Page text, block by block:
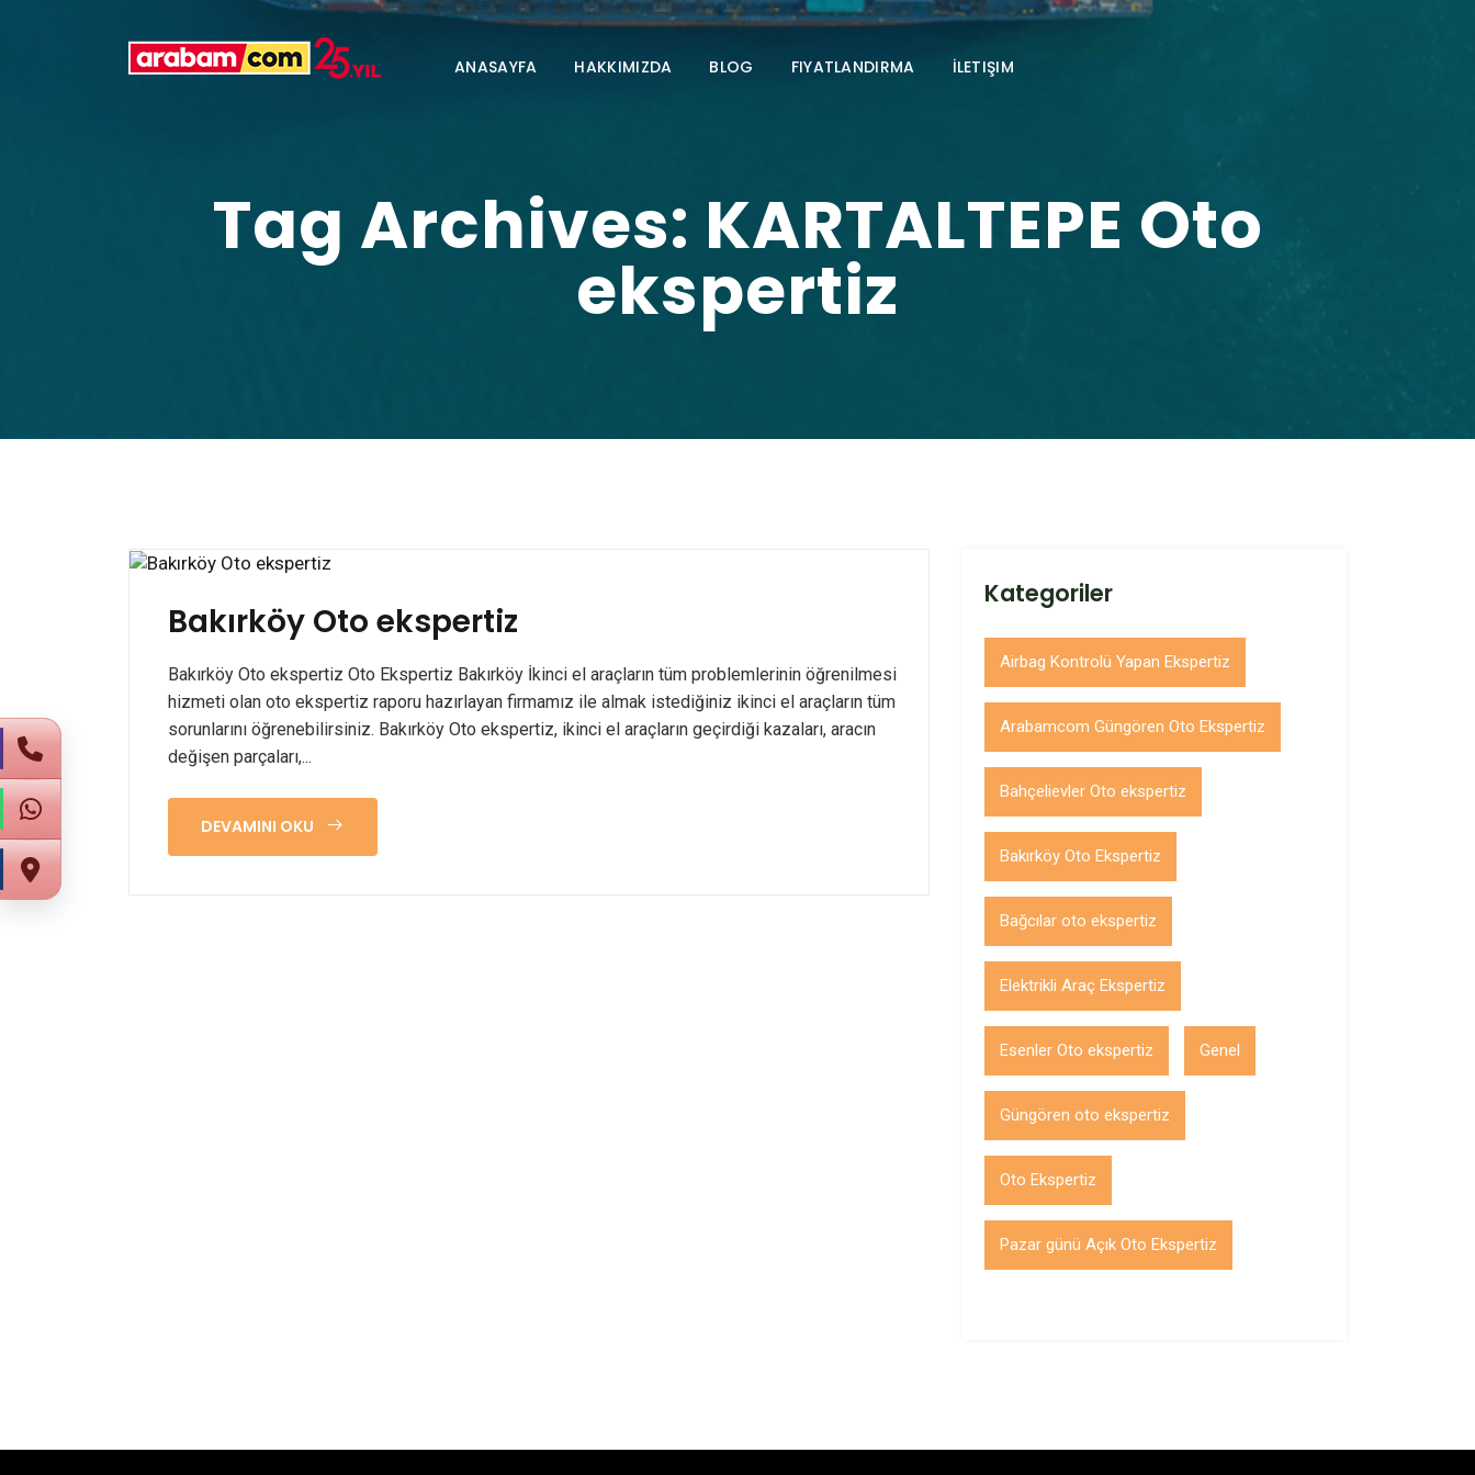
ANASAYFA HAKKIMIZDA BLOG FIYATLANDIRMA İLETIŞIM
Tag Archives: KARTALTEPE Oto
ekspertiz
Bakırköy Oto ekspertiz
Bakırköy Oto ekspertiz Oto Ekspertiz Bakırköy İkinci el araçların tüm problemlerinin öğrenilmesi
hizmeti olan oto ekspertiz raporu hazırlayan firmamız ile almak istediğiniz ikinci el araçların tüm
sorunlarını öğrenebilirsiniz. Bakırköy Oto ekspertiz, ikinci el araçların geçirdiği kazaları, aracın
değişen parçaları,...
DEVAMINI OKU
Kategoriler
Airbag Kontrolü Yapan Ekspertiz
Arabamcom Güngören Oto Ekspertiz
Bahçelievler Oto ekspertiz
Bakırköy Oto Ekspertiz
Bağcılar oto ekspertiz
Elektrikli Araç Ekspertiz
Esenler Oto ekspertiz Genel
Güngören oto ekspertiz
Oto Ekspertiz
Pazar günü Açık Oto Ekspertiz